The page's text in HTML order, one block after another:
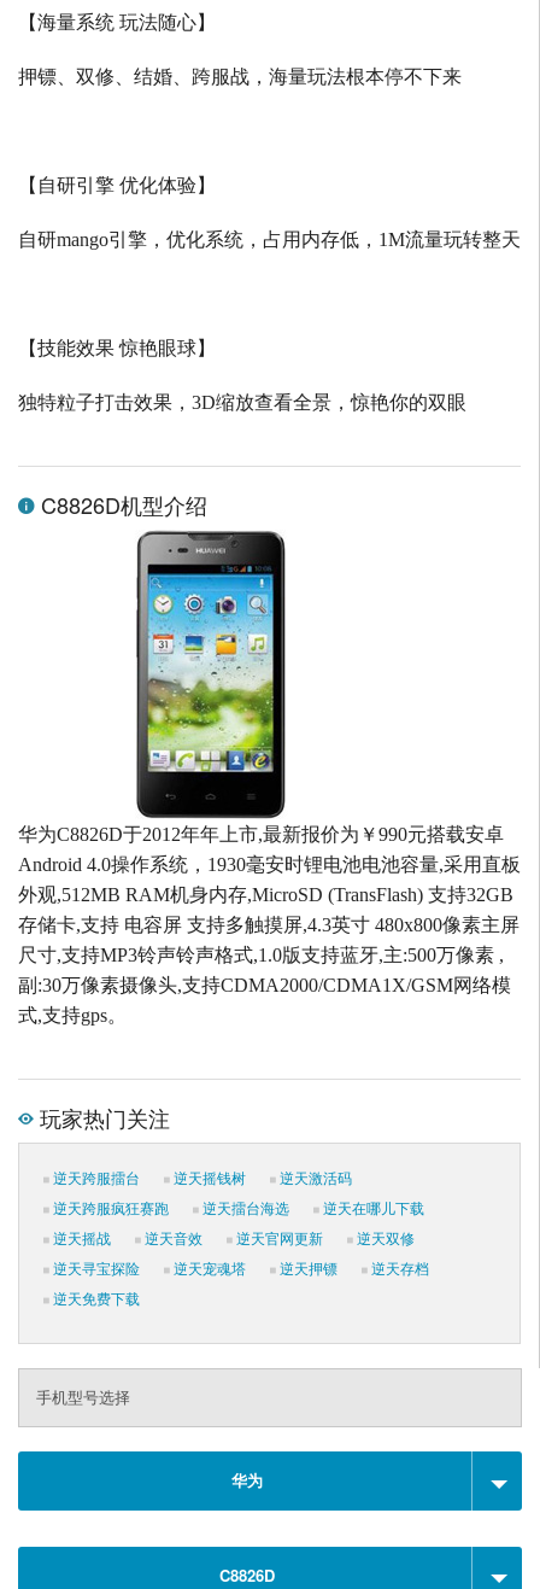
【海量系统 玩法随心】
押镖、双修、结婚、跨服战，海量玩法根本停不下来
【自研引擎 优化体验】
自研mango引擎，优化系统，占用内存低， 1M流量玩转整天
【技能效果 惊艳眼球】
独特粒子打击效果， 3D缩放查看全景，惊艳你的双眼
C8826D机型介绍
华为C8826D于2012年年上市,最新报价为￥990元搭载安卓
Android 4.0操作系统，1930毫安时锂电池电池容量,采用直板
外观,512MB RAM机身内存,MicroSD (TransFlash) 支持32GB
存储卡,支持 电容屏 支持多触摸屏,4.3英寸 480x800像素主屏
尺寸,支持MP3铃声铃声格式,1.0版支持蓝牙,主:500万像素 ,
副:30万像素摄像头,支持CDMA2000/CDMA1X/GSM网络模
式,支持gps。
玩家热门关注
逆天跨服擂台 逆天摇钱树
逆天激活码
逆天跨服疯狂赛跑
逆天擂台海选
逆天在哪儿下载
逆天摇战
逆天音效 逆天官网更新
逆天双修
逆天寻宝探险
逆天宠魂塔 逆天押镖
逆天存档
逆天免费下载
手机型号选择
华为
C8826D